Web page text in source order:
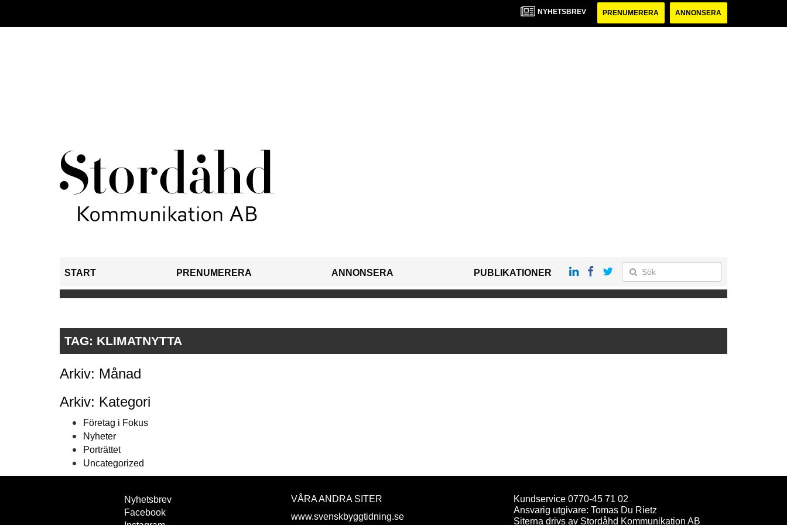
NYHETSBREV PRENUMERERA ANNONSERA
START PRENUMERERA ANNONSERA PUBLIKATIONER
TAG: KLIMATNYTTA
Arkiv: Månad
Arkiv: Kategori
Företag i Fokus
Nyheter
Porträttet
Uncategorized
Nyhetsbrev
Facebook
VÅRA ANDRA SITER
www.svenskbyggtidning.se
Kundservice 0770-45 71 02
Ansvarig utgivare: Tomas Du Rietz
Siterna drivs av Stordåhd Kommunikation AB